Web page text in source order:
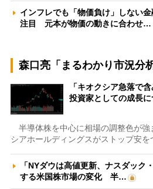
インフレでも「物価負け」しない
注目 元本が物価の動きに合わせ…
森口亮「まるわかり市況分析
「キオクシア急落で
投資家としての成長
半導体株を中心に相場の調整色が強
シアホールディングスがストップ安を
「NYダウは高値更新、ナスダック
する米国株市場の変化 半…